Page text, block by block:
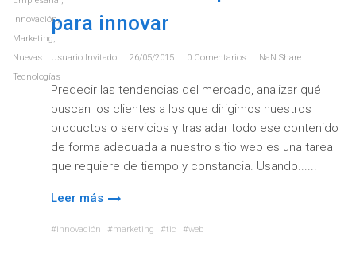
Innovación,
Marketing,
Nuevas
Tecnologías
para innovar
Usuario Invitado 26/05/2015 0 Comentarios NaN Share
Predecir las tendencias del mercado, analizar qué
buscan los clientes a los que dirigimos nuestros
productos o servicios y trasladar todo ese contenido
de forma adecuada a nuestro sitio web es una tarea
que requiere de tiempo y constancia. Usando...
Leer más
innovación marketing tic web